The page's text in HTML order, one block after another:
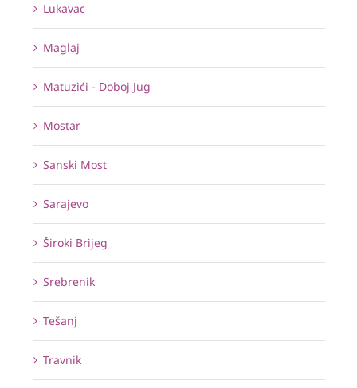
Lukavac
Maglaj
Matuzići - Doboj Jug
Mostar
Sanski Most
Sarajevo
Široki Brijeg
Srebrenik
Tešanj
Travnik